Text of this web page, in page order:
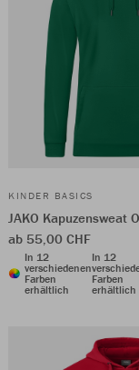
KINDER BASICS
JAKO Kapuzensweat
ab 55,00 CHF
In 12
verschiedenen
Farben
erhältlich
In 12
Farben
erhältlich